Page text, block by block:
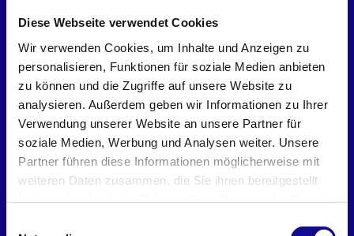
Diese Webseite verwendet Cookies
Wir verwenden Cookies, um Inhalte und Anzeigen zu
personalisieren, Funktionen für soziale Medien anbieten
zu können und die Zugriffe auf unsere Website zu
analysieren. Außerdem geben wir Informationen zu Ihrer
Verwendung unserer Website an unsere Partner für
soziale Medien, Werbung und Analysen weiter. Unsere
Partner führen diese Informationen möglicherweise mit
weiteren Daten zusammen, die Sie ihnen bereitgestellt
MODULAR ERWEITERN. MIT DEM
I-BOXX RACK.
Fahrzeugintegration
NAHTLOSE INTEGRATION. DAS L-